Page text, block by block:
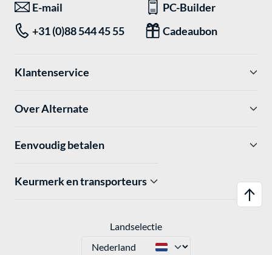
E-mail
PC-Builder
+31 (0)88 544 45 55
Cadeaubon
Klantenservice
Over Alternate
Eenvoudig betalen
Keurmerk en transporteurs
Landselectie